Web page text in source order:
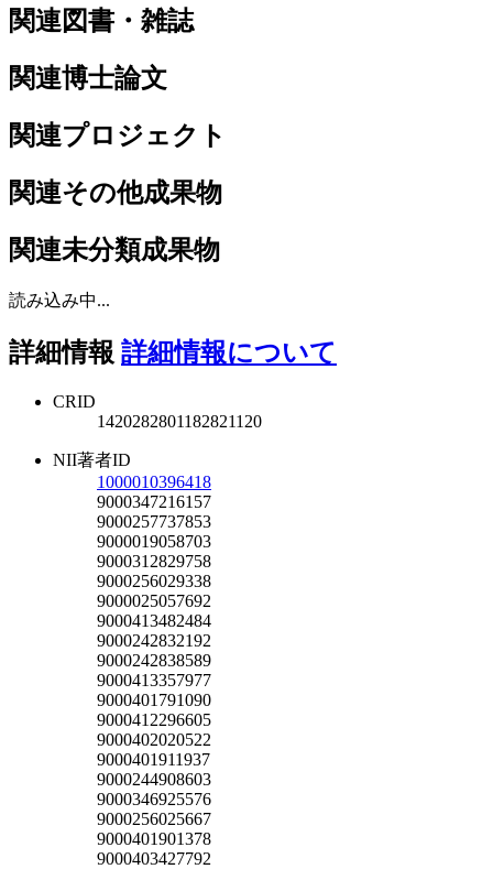
関連図書・雑誌
関連博士論文
関連プロジェクト
関連その他成果物
関連未分類成果物
読み込み中...
詳細情報 詳細情報について
CRID
1420282801182821120
NII著者ID
1000010396418
9000347216157
9000257737853
9000019058703
9000312829758
9000256029338
9000025057692
9000413482484
9000242832192
9000242838589
9000413357977
9000401791090
9000412296605
9000402020522
9000401911937
9000244908603
9000346925576
9000256025667
9000401901378
9000403427792